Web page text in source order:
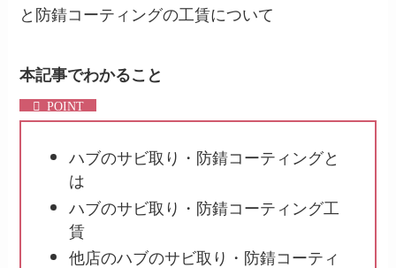
と防錆コーティングの工賃について
本記事でわかること
ハブのサビ取り・防錆コーティングと
は
ハブのサビ取り・防錆コーティング工
賃
他店のハブのサビ取り・防錆コーティ